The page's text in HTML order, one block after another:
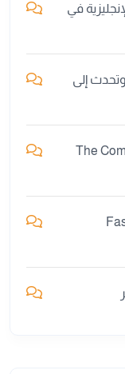
في
وتحدث إلى
The